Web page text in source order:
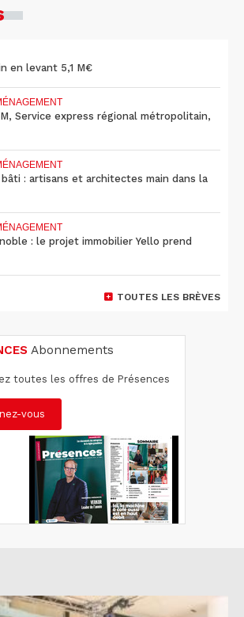
en levant 5,1 M€
Service express régional métropolitain,
: artisans et architectes main dans la
: le projet immobilier Yello prend
TOUTES LES BRÈVES
Abonnements
toutes les offres de Présences
vous